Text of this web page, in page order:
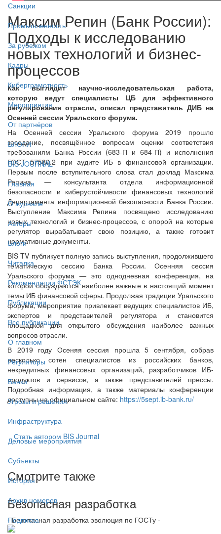
Санкции
Промышленность
За рубежом
Кадры
Киберграмотность
Мероприятия
От партнёров
БЛОГИ
BIS JOURNAL
Главная
О журнале
Авторы
Блоги
Читалка
Рекомендации ФСТЭК
Публикации
Все публикации
О главном
Регуляторы
Банки
Угрозы и решения
Инфраструктура
Деловые мероприятия
Субъекты
История
Архив номеров
Подписка
Максим Репин (Банк России):
Подходы к исследованию
новых технологий и бизнес-
процессов
Как выглядит научно-исследовательская работа,
которую ведут специалисты ЦБ для эффективного
регулирования отрасли, описал представитель ДИБ на
Осенней сессии Уральского форума.
На Осенней сессии Уральского форума 2019 прошло
заседание, посвящённое вопросам оценки соответствия
требованиям Банка России (683-П и 684-П) и исполнения
ГОСТ 57580.2 при аудите ИБ в финансовой организации.
Первым после вступительного слова стал доклад Максима
Репина — консультанта отдела информационной
безопасности и киберустойчивости финансовых технологий
Департамента информационной безопасности Банка России.
Выступление Максима Репина посвящено исследованию
новых технологий и бизнес-процессов, с опорой на которые
регулятор вырабатывает свою позицию, а также готовит
нормативные документы.
BIS TV публикует полную запись выступления, продолжившего
тематическую сессию Банка России. Осенняя сессия
Уральского форума — это однодневная конференция, на
которой обсуждаются наиболее важные в настоящий момент
темы ИБ финансовой сферы. Продолжая традиции Уральского
форума, мероприятие привлекает ведущих специалистов ИБ,
экспертов и представителей регулятора и становится
площадкой для открытого обсуждения наиболее важных
вопросов отрасли.
В 2019 году Осеняя сессия прошла 5 сентября, собрав
несколько сотен специалистов из российских банков,
некредитных финансовых организаций, разработчиков ИБ-
продуктов и сервисов, а также представителей прессы.
Подробная информация, а также материалы конференции
доступны на официальном сайте: https://5sept.ib-bank.ru/
Стать автором BIS Journal
Смотрите также
Безопасная разработка
- Безопасная разработка эволюция по ГОСТу -